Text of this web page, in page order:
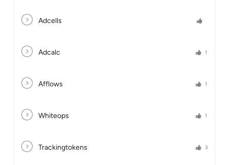
Adcells
Adcalc 1
Afflows 1
Whiteops 1
Trackingtokens 3